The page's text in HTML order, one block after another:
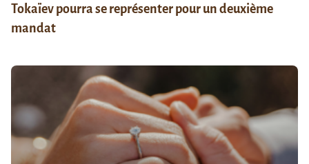
Tokaïev pourra se représenter pour un deuxième
mandat